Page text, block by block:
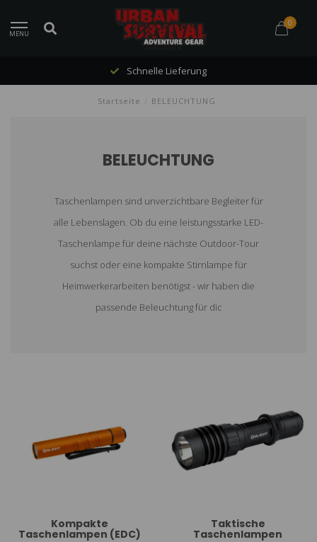
MENU
0
Schnelle Lieferung
Startseite BELEUCHTUNG
BELEUCHTUNG
Taschenlampen sind unverzichtbare Begleiter für
alle Lebenslagen. Ob du eine leistungsstarke LED-
Taschenlampe für deine nächste Outdoor-Tour
suchst oder eine kompakte Stirnlampe für
Heimwerkerarbeiten benötigst - wir haben die
passende Beleuchtung für dic
Kompakte
Taschenlampen (EDC)
Taktische
Taschenlampen